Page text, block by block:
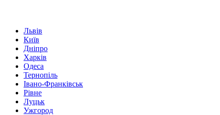
Львів
Київ
Дніпро
Харків
Одеса
Тернопіль
Івано-Франківськ
Рівне
Луцьк
Ужгород